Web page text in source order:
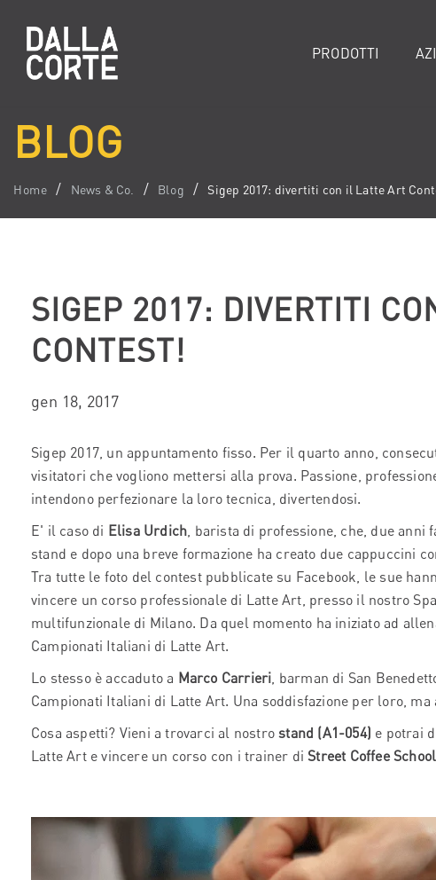
PRODOTTI
BLOG
Home News & Co. Blog Sigep 2017: divertiti con il Latte Art
SIGEP 2017: DIVERTITI
CONTEST!
gen 18, 2017
Sigep 2017, un appuntamento fisso. Per il quarto anno,
visitatori che vogliono mettersi alla prova. Passione,
intendono perfezionare la loro tecnica, divertendosi.
E' il caso di Elisa Urdich, barista di professione, che, due anni
stand e dopo una breve formazione ha creato due cappuccini
Tra tutte le foto del contest pubblicate su Facebook, le sue
vincere un corso professionale di Latte Art, presso il nostro
multifunzionale di Milano. Da quel momento ha iniziato ad
Campionati Italiani di Latte Art.
Lo stesso è accaduto a Marco Carrieri, barman di San
Campionati Italiani di Latte Art. Una soddisfazione per loro, ma
Cosa aspetti? Vieni a trovarci al nostrostand (A1-054) e potrai
Latte Art e vincere un corso con i trainer diStreet Coffee School